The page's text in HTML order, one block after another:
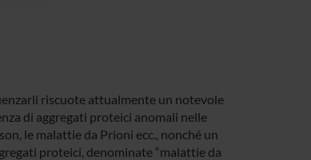
riscuote attualmente un notevole
di aggregati proteici anomali nelle
le malattie da Prioni ecc., nonché un
proteici, denominate “malattie da